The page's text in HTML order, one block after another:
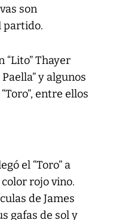
son
partido.
“Lito” Thayer
y algunos
entre ellos
el “Toro” a
rojo vino.
de James
gafas de sol y